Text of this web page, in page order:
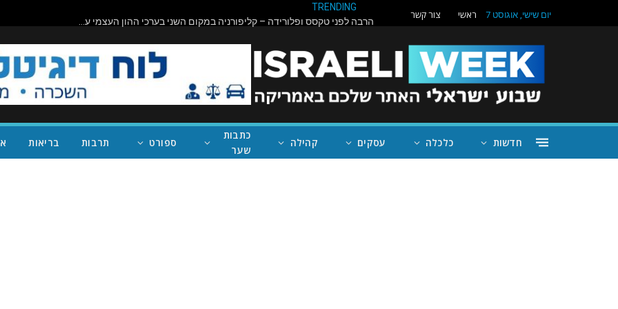
יום שישי, אוגוסט 7 ראשי צור קשר
TRENDING
ביורוקרטיה בפעולה: שישה חודשים לאחר ההשלמה, השירותים בעלות של מיליון דולר בראניון קניון – במחוז של נית'יה ראמן – עדיין סגורים
חדשות כלכלה עסקים קהילה
כתבות
שער
ספורט תרבות בריאות